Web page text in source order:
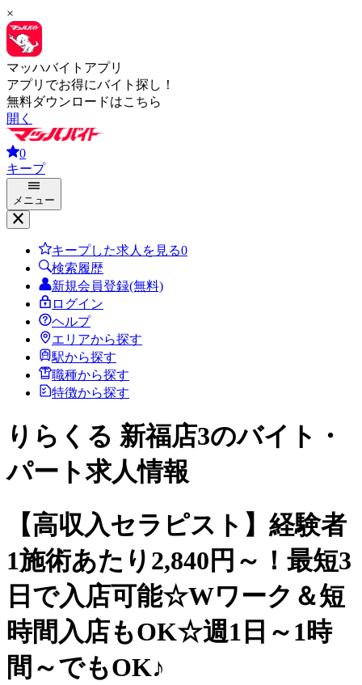
×
マッハバイトアプリ
アプリでお得にバイト探し！
無料ダウンロードはこちら
開く
0
キープ
メニュー
キープした求人を見る0
検索履歴
新規会員登録(無料)
ログイン
ヘルプ
エリアから探す
駅から探す
職種から探す
特徴から探す
りらくる 新福店3のバイト・
パート求人情報
【高収入セラピスト】経験者
1施術あたり2,840円～！最短3
日で入店可能☆Wワーク＆短
時間入店もOK☆週1日～1時
間～でもOK♪